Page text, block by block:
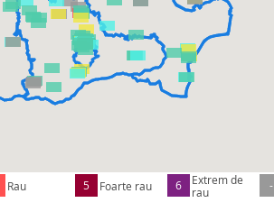
Rau 5 Foarte rau 6
Extrem de
rau
-